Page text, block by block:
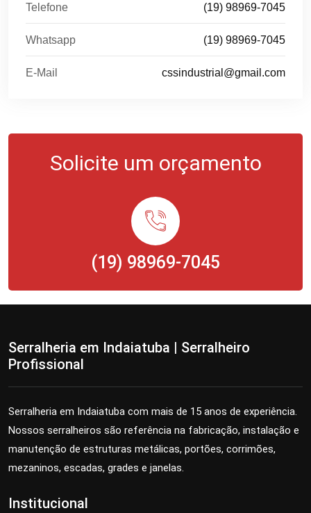
Telefone (19) 98969-7045
Whatsapp (19) 98969-7045
E-Mail cssindustrial@gmail.com
Solicite um orçamento
(19) 98969-7045
Serralheria em Indaiatuba | Serralheiro
Profissional
Serralheria em Indaiatuba com mais de 15 anos de experiência.
Nossos serralheiros são referência na fabricação, instalação e
manutenção de estruturas metálicas, portões, corrimões,
mezaninos, escadas, grades e janelas.
Institucional